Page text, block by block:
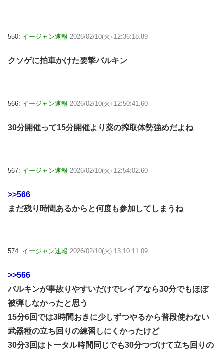
550: イージャン速報 2026/02/10(火) 12:36:18.89
クソゲに拍車かけた要撃バルキン
566: イージャン速報 2026/02/10(火) 12:50:41.60
30分開催って15分開催より薬の搾取体勢強めだよね
567: イージャン速報 2026/02/10(火) 12:54:02.60
>>566
まだ残り時間あるからと何度も参加してしまうね
574: イージャン速報 2026/02/10(火) 13:10:11.09
>>566
バルキンが事故りやすいだけでレイアなら30分でもほぼ
被弾しなかったと思う
15分6回では3時間おきに少しずつやるから普段使わない
武器種の立ち回りの練習しにくかったけど
30分3回はトータル時間同じでも30分つづけて立ち回りの